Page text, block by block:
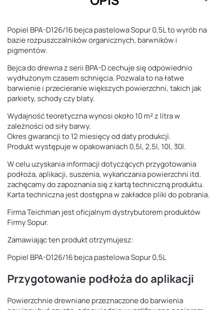
Popiel BPA-D126/16 bejca pastelowa Sopur 0,5L to wyrób na
bazie rozpuszczalników organicznych, barwników i
pigmentów.
Bejca do drewna z serii BPA-D cechuje się odpowiednio
wydłużonym czasem schnięcia. Pozwala to na łatwe
barwienie i przecieranie większych powierzchni, takich jak
parkiety, schody czy blaty.
Wydajność teoretyczna wynosi około 10 m² z litra w
zależności od siły barwy.
Okres gwarancji to 12 miesięcy od daty produkcji.
Produkt występuje w opakowaniach 0,5l, 2,5l, 10l, 30l.
W celu uzyskania informacji dotyczących przygotowania
podłoża, aplikacji, suszenia, wykańczania powierzchni itd.
zachęcamy do zapoznania się z kartą techniczną produktu.
Karta techniczna jest dostępna w zakładce pliki do pobrania.
Firma Teichman jest oficjalnym dystrybutorem produktów
Firmy Sopur.
Zamawiając ten produkt otrzymujesz:
Popiel BPA-D126/16 bejca pastelowa Sopur 0,5L
Przygotowanie podłoża do aplikacji
Powierzchnie drewniane przeznaczone do barwienia